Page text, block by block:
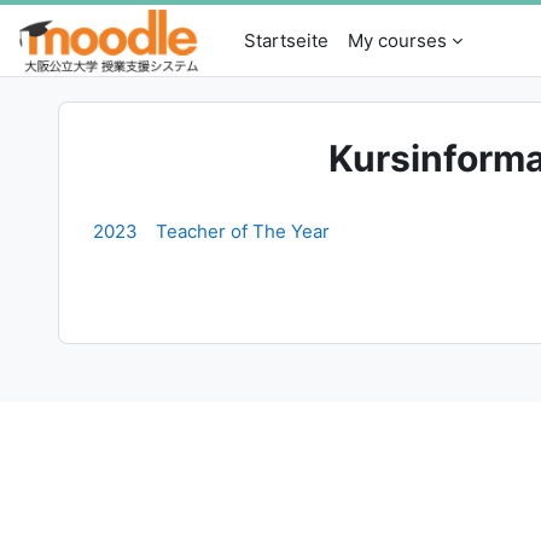
Zum Hauptinhalt
Startseite
My courses
2023 Teacher of The Year